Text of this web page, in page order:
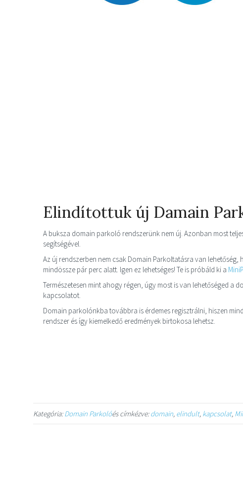
Elindítottuk új Damain
A buksza domain parkoló rendszerünk nem új. Azonban most
segítségével.
Az új rendszerben nem csak Domain Parkoltatásra van
mindössze pár perc alatt. Igen ez lehetséges! Te is próbáld ki a
Természetesen mint ahogy régen, úgy most is van lehetőséged a
kapcsolatot.
Domain parkolónkba továbbra is érdemes regisztrálni, hiszen
rendszer és így kiemelkedő eredmények birtokosa lehetsz.
Kategória:Domain Parkolóés címkézve:domain, elindult, kapcsolat,